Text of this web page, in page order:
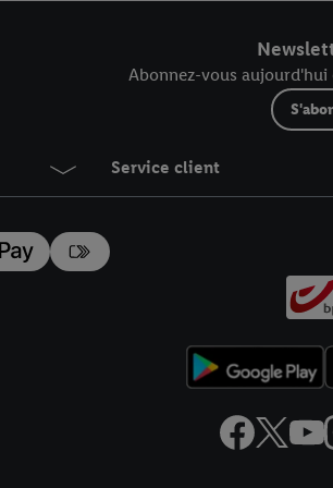
Abonnez-vous aujourd'hui
Service client